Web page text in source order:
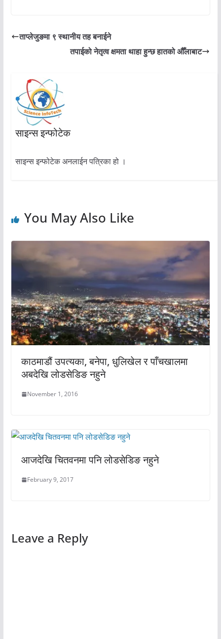
ताप्लेजुङमा ९ स्थानीय तह बनाईने
तपाईको नेतृत्व क्षमता थाहा हुन्छ हातको औँलाबाट
साइन्स इन्फोटेक
साइन्स इन्फोटेक अनलाईन पत्रिका हो ।
You May Also Like
काठमाडौं उपत्यका, बनेपा, धुलिखेल र पाँचखालमा
अबदेखि लोडसेडिङ नहुने
November 1, 2016
आजदेखि चितवनमा पनि लोडसेडिङ नहुने
February 9, 2017
Leave a Reply